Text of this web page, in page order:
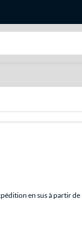
en sus à partir de